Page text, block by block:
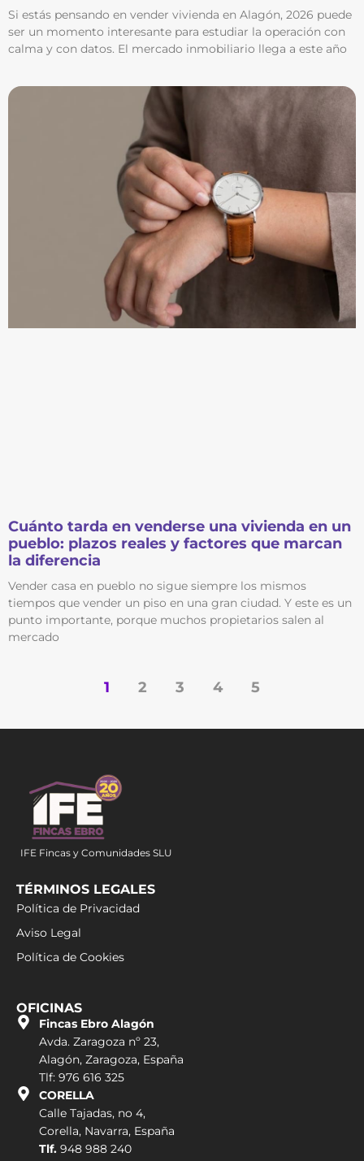
Si estás pensando en vender vivienda en Alagón, 2026 puede
ser un momento interesante para estudiar la operación con
calma y con datos. El mercado inmobiliario llega a este año
Cuánto tarda en venderse una vivienda en un
pueblo: plazos reales y factores que marcan
la diferencia
Vender casa en pueblo no sigue siempre los mismos
tiempos que vender un piso en una gran ciudad. Y este es un
punto importante, porque muchos propietarios salen al
mercado
1 2 3 4 5
IFE Fincas y Comunidades SLU
TÉRMINOS LEGALES
Política de Privacidad
Aviso Legal
Política de Cookies
OFICINAS
Fincas Ebro Alagón
Avda. Zaragoza nº 23,
Alagón, Zaragoza, España
Tlf: 976 616 325
CORELLA
Calle Tajadas, no 4,
Corella, Navarra, España
Tlf. 948 988 240